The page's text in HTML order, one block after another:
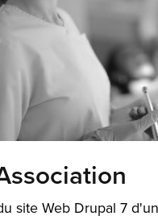
site Web Drupal 7